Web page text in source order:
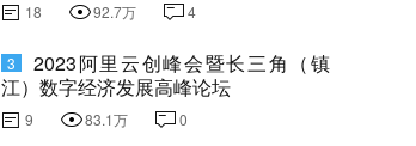
18 92.7万 4
3
2023阿里云创峰会暨长三角（镇
江）数字经济发展高峰论坛
9 83.1万 0